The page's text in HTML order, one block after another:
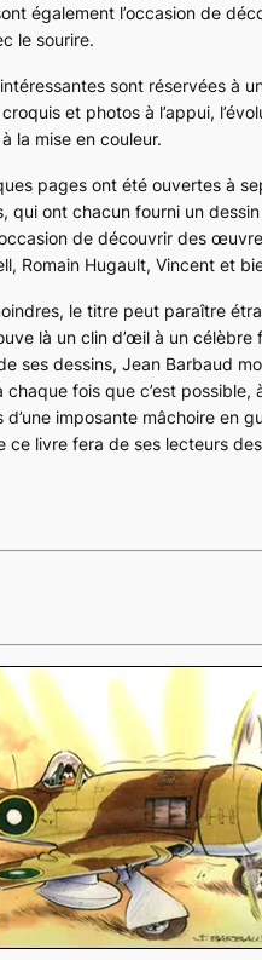
également l’occasion de
le sourire.
sont réservées à
et photos à l’appui,
la mise en couleur.
pages ont été ouvertes à
qui ont chacun fourni un
de découvrir des
Romain Hugault, Vincent et
le titre peut paraître
là un clin d’œil à un célèbre
ses dessins, Jean Barbaud
fois que c’est possible,
imposante mâchoire en
ce livre fera de ses lecteurs